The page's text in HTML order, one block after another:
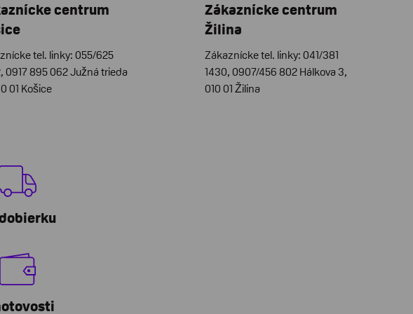
centrum
tel. linky: 055/625
0917 895 062 Južná trieda
01 Košice
Zákaznícke centrum
Žilina
Zákaznícke tel. linky: 041/381
1430, 0907/456 802 Hálkova 3,
010 01 Žilina